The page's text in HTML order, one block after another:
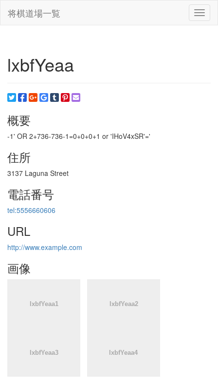
将棋道場一覧
lxbfYeaa
概要
-1' OR 2+736-736-1=0+0+0+1 or 'IHoV4xSR'='
住所
3137 Laguna Street
電話番号
tel:5556660606
URL
http://www.example.com
画像